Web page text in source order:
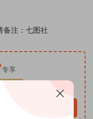
注：七图社
专享